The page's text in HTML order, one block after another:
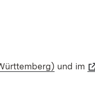
und im